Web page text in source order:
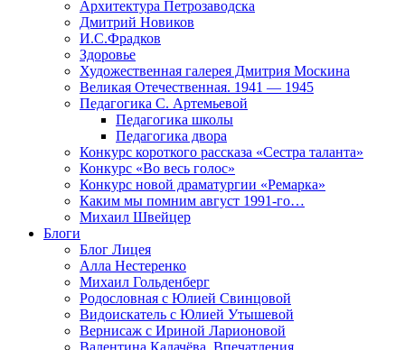
Архитектура Петрозаводска
Дмитрий Новиков
И.С.Фрадков
Здоровье
Художественная галерея Дмитрия Москина
Великая Отечественная. 1941 — 1945
Педагогика С. Артемьевой
Педагогика школы
Педагогика двора
Конкурс короткого рассказа «Сестра таланта»
Конкурс «Во весь голос»
Конкурс новой драматургии «Ремарка»
Каким мы помним август 1991-го…
Михаил Швейцер
Блоги
Блог Лицея
Алла Нестеренко
Михаил Гольденберг
Родословная с Юлией Свинцовой
Видоискатель с Юлией Утышевой
Вернисаж с Ириной Ларионовой